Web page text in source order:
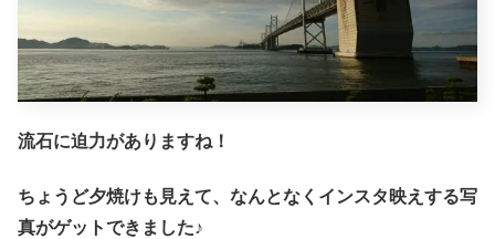
流石に迫力がありますね！
ちょうど夕焼けも見えて、なんとなくインスタ映えする写
真がゲットできました♪